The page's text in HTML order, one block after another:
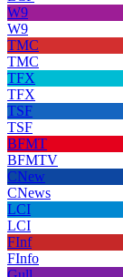
W9
W9
TMC
TMC
TFX
TFX
TSF
TSF
BFMT
BFMTV
CNew
CNews
LCI
LCI
FInf
FInfo